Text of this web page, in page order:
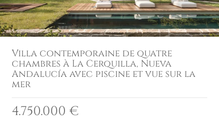
Villa contemporaine de quatre
chambres à La Cerquilla, Nueva
Andalucía avec piscine et vue sur la
mer
4.750.000 €